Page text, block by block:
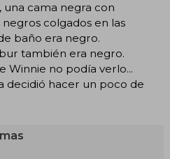
una cama negra con
colgados en las
baño era negro.
también era negro.
Winnie no podía verlo...
decidió hacer un poco de